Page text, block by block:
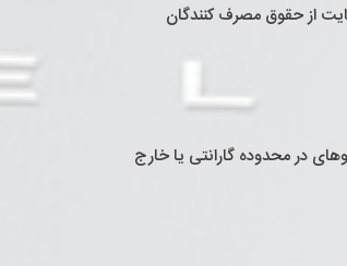
مشتری و رعایت"ماده 84" آیین نامه اجرایی قانون حمایت از حقوق مصرف کنندگان
در محدوده گارانتی یا خارج